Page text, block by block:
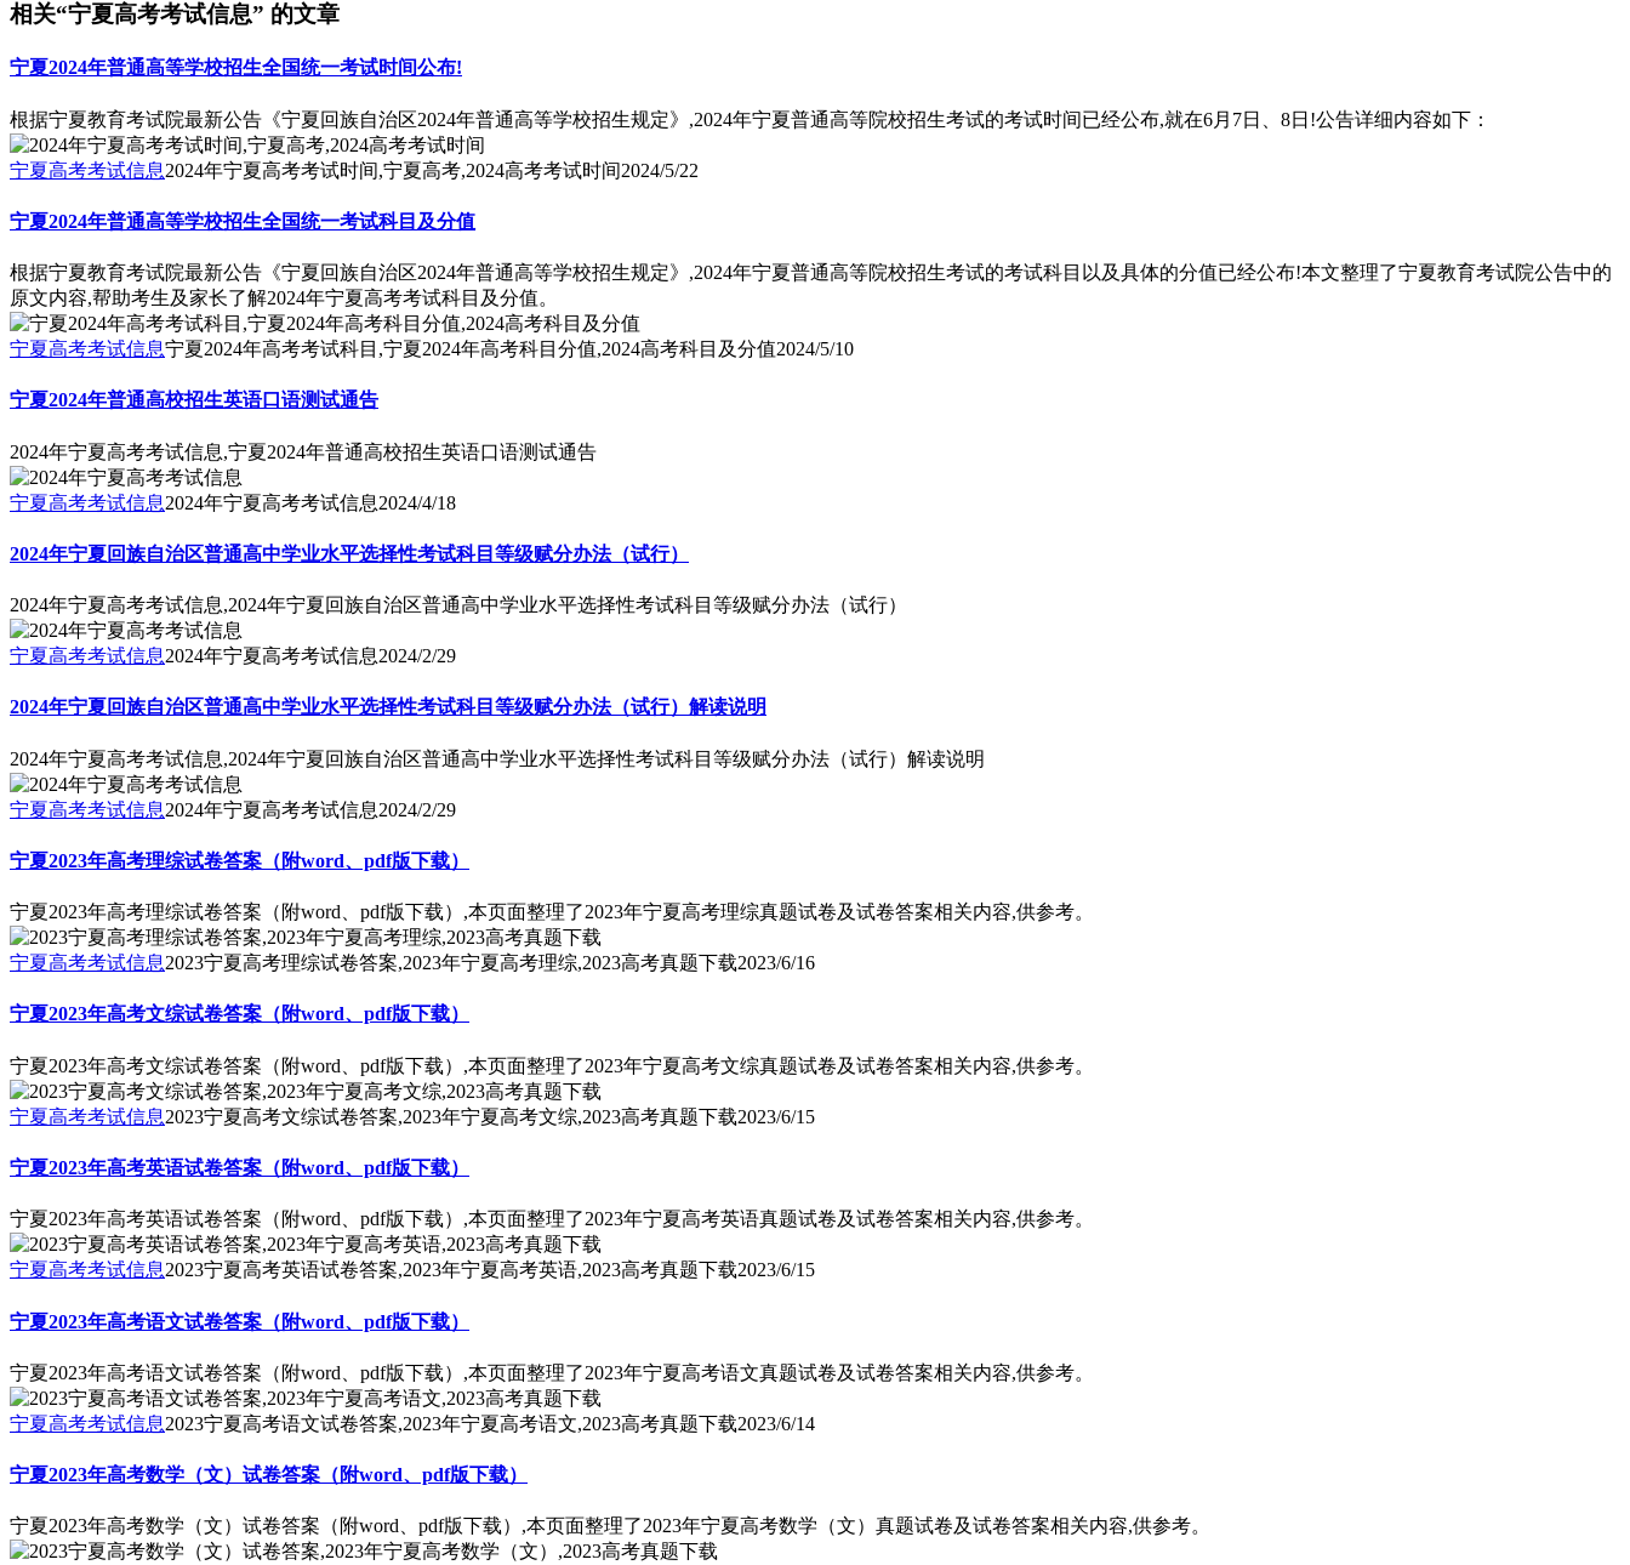
相关“宁夏高考考试信息” 的文章
宁夏2024年普通高等学校招生全国统一考试时间公布!
根据宁夏教育考试院最新公告《宁夏回族自治区2024年普通高等学校招生规定》,2024年宁夏普通高等院校招生考试的考试时间已经公布,就在6月7日、8日!公告详细内容如下：
宁夏高考考试信息2024年宁夏高考考试时间,宁夏高考,2024高考考试时间2024/5/22
宁夏2024年普通高等学校招生全国统一考试科目及分值
根据宁夏教育考试院最新公告《宁夏回族自治区2024年普通高等学校招生规定》,2024年宁夏普通高等院校招生考试的考试科目以及具体的分值已经公布!本文整理了宁夏教育考试院公告中的
原文内容,帮助考生及家长了解2024年宁夏高考考试科目及分值。
宁夏高考考试信息宁夏2024年高考考试科目,宁夏2024年高考科目分值,2024高考科目及分值2024/5/10
宁夏2024年普通高校招生英语口语测试通告
2024年宁夏高考考试信息,宁夏2024年普通高校招生英语口语测试通告
宁夏高考考试信息2024年宁夏高考考试信息2024/4/18
2024年宁夏回族自治区普通高中学业水平选择性考试科目等级赋分办法（试行）
2024年宁夏高考考试信息,2024年宁夏回族自治区普通高中学业水平选择性考试科目等级赋分办法（试行）
宁夏高考考试信息2024年宁夏高考考试信息2024/2/29
2024年宁夏回族自治区普通高中学业水平选择性考试科目等级赋分办法（试行）解读说明
2024年宁夏高考考试信息,2024年宁夏回族自治区普通高中学业水平选择性考试科目等级赋分办法（试行）解读说明
宁夏高考考试信息2024年宁夏高考考试信息2024/2/29
宁夏2023年高考理综试卷答案（附word、pdf版下载）
宁夏2023年高考理综试卷答案（附word、pdf版下载）,本页面整理了2023年宁夏高考理综真题试卷及试卷答案相关内容,供参考。
宁夏高考考试信息2023宁夏高考理综试卷答案,2023年宁夏高考理综,2023高考真题下载2023/6/16
宁夏2023年高考文综试卷答案（附word、pdf版下载）
宁夏2023年高考文综试卷答案（附word、pdf版下载）,本页面整理了2023年宁夏高考文综真题试卷及试卷答案相关内容,供参考。
宁夏高考考试信息2023宁夏高考文综试卷答案,2023年宁夏高考文综,2023高考真题下载2023/6/15
宁夏2023年高考英语试卷答案（附word、pdf版下载）
宁夏2023年高考英语试卷答案（附word、pdf版下载）,本页面整理了2023年宁夏高考英语真题试卷及试卷答案相关内容,供参考。
宁夏高考考试信息2023宁夏高考英语试卷答案,2023年宁夏高考英语,2023高考真题下载2023/6/15
宁夏2023年高考语文试卷答案（附word、pdf版下载）
宁夏2023年高考语文试卷答案（附word、pdf版下载）,本页面整理了2023年宁夏高考语文真题试卷及试卷答案相关内容,供参考。
宁夏高考考试信息2023宁夏高考语文试卷答案,2023年宁夏高考语文,2023高考真题下载2023/6/14
宁夏2023年高考数学（文）试卷答案（附word、pdf版下载）
宁夏2023年高考数学（文）试卷答案（附word、pdf版下载）,本页面整理了2023年宁夏高考数学（文）真题试卷及试卷答案相关内容,供参考。